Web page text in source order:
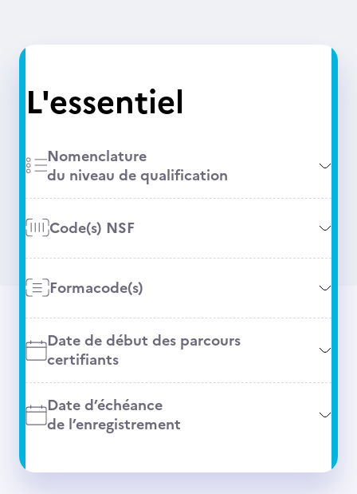
L'essentiel
Nomenclature
du niveau de qualification
Code(s) NSF
Formacode(s)
Date de début des parcours
certifiants
Date d’échéance
de l’enregistrement